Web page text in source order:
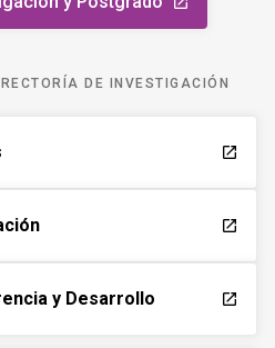
DE INVESTIGACIÓN
launch
launch
y Desarrollo launch